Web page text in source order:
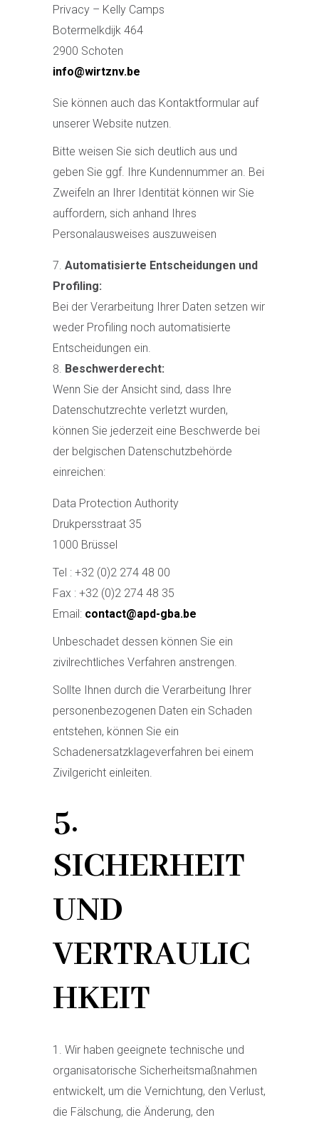
Privacy – Kelly Camps
Botermelkdijk 464
2900 Schoten
info@wirtznv.be
Sie können auch das Kontaktformular auf
unserer Website nutzen.
Bitte weisen Sie sich deutlich aus und
geben Sie ggf. Ihre Kundennummer an. Bei
Zweifeln an Ihrer Identität können wir Sie
auffordern, sich anhand Ihres
Personalausweises auszuweisen
Automatisierte Entscheidungen und
Profiling:
Bei der Verarbeitung Ihrer Daten setzen wir
weder Profiling noch automatisierte
Entscheidungen ein.
Beschwerderecht:
Wenn Sie der Ansicht sind, dass Ihre
Datenschutzrechte verletzt wurden,
können Sie jederzeit eine Beschwerde bei
der belgischen Datenschutzbehörde
einreichen:
Data Protection Authority
Drukpersstraat 35
1000 Brüssel
Tel : +32 (0)2 274 48 00
Fax : +32 (0)2 274 48 35
Email: contact@apd-gba.be
Unbeschadet dessen können Sie ein
zivilrechtliches Verfahren anstrengen.
Sollte Ihnen durch die Verarbeitung Ihrer
personenbezogenen Daten ein Schaden
entstehen, können Sie ein
Schadenersatzklageverfahren bei einem
Zivilgericht einleiten.
5.
SICHERHEIT
UND
VERTRAULIC
HKEIT
Wir haben geeignete technische und
organisatorische Sicherheitsmaßnahmen
entwickelt, um die Vernichtung, den Verlust,
die Fälschung, die Änderung, den